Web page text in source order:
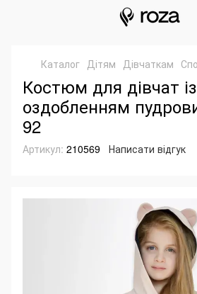
Каталог Дітям Дівчаткам
Костюм для дівчат
оздобленням
92
Артикул: 210569 Написати відгук